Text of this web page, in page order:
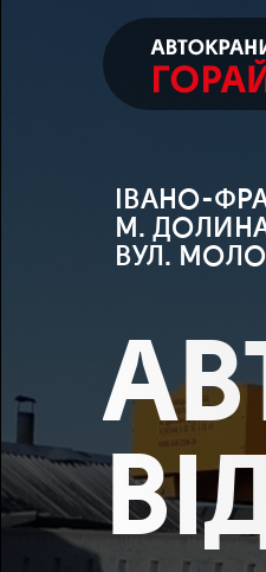
ІВАНО-
М.
ВУЛ.